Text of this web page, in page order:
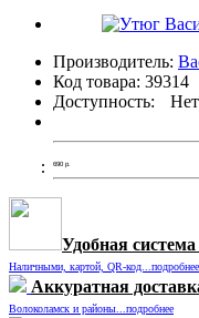
Производитель:
Код товара: 39314
Доступность:
690 р.
Удобная
Наличными, картой, QR-код...подробнее
Аккуратная
Волоколамск и районы...подробнее